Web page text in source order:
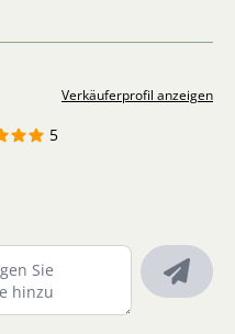
Verkäuferprofil anzeigen
5